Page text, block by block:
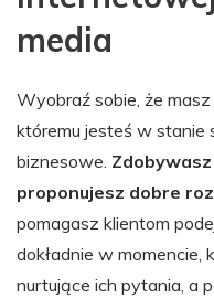
media
Wyobraź sobie, że
któremu jesteś w stanie
biznesowe.
proponujesz dobre
pomagasz klientom
dokładnie w momencie,
nurtujące ich pytania, a